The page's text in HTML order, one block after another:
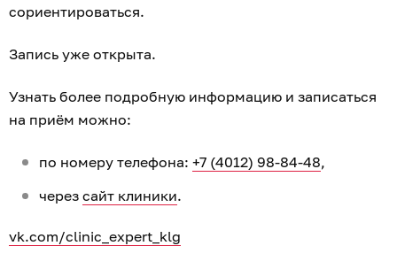
сориентироваться.
Запись уже открыта.
Узнать более подробную информацию и записаться
на приём можно:
по номеру телефона: +7 (4012) 98-84-48,
через сайт клиники.
vk.com/clinic_expert_klg